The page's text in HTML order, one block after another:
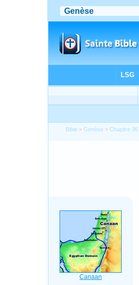
Bible >Genèse >Chapitre 36